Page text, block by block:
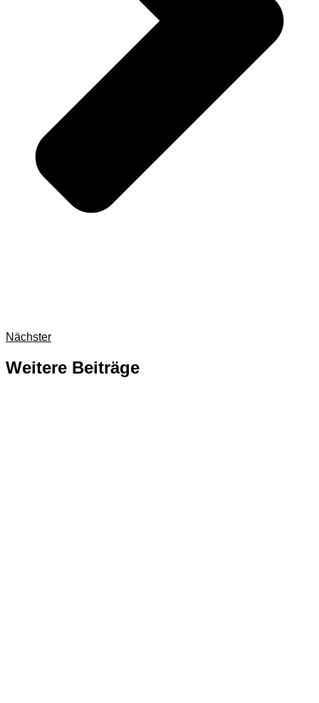
Nächster
Weitere Beiträge